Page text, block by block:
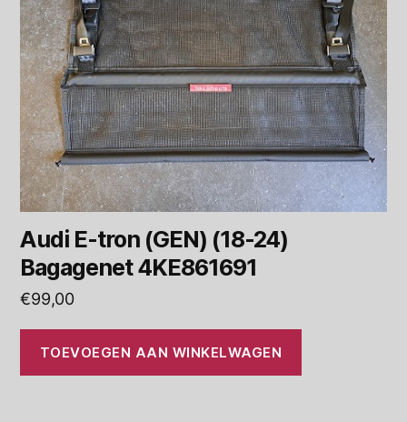
Audi E-tron (GEN) (18-24)
Bagagenet 4KE861691
€99,00
TOEVOEGEN AAN WINKELWAGEN